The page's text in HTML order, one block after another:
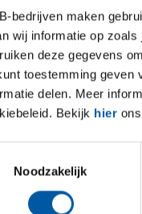
bedrijven maken
wij informatie op
deze gegevens
toestemming geven
delen. Meer
Bekijk hier
Noodzakelijk